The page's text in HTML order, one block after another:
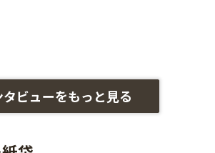
タビューをもっと見る